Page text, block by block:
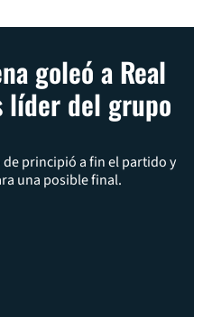
goleó a Real
líder del grupo
principió a fin el partido y
una posible final.